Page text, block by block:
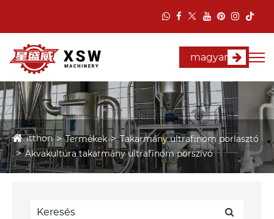
magyar
itthon Termékek
Takarmány ultrafinom porlasztó
Akvakultúra takarmány ultrafinom porszívó